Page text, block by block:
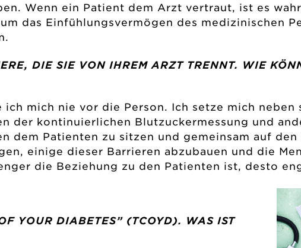
Wenn ein Patient dem Arzt vertraut, ist es
das Einfühlungsvermögen des medizinischen
DIE SIE VON IHREM ARZT TRENNT. WIE
mich nie vor die Person. Ich setze mich neben
der kontinuierlichen Blutzuckermessung und
dem Patienten zu sitzen und gemeinsam auf
einige dieser Barrieren abzubauen und die
die Beziehung zu den Patienten ist, desto
YOUR DIABETES” (TCOYD). WAS IST